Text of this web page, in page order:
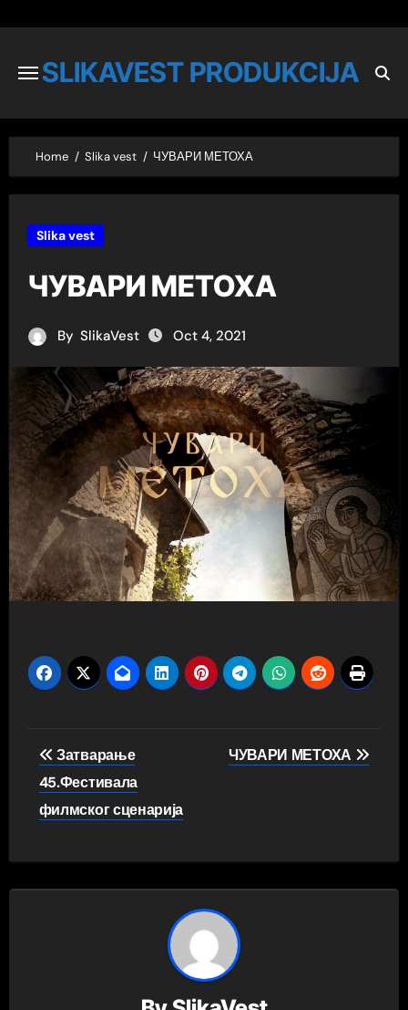
SLIKAVEST PRODUKCIJA
Home Slika vest ЧУВАРИ МЕТОХА
Slika vest
ЧУВАРИ МЕТОХА
By SlikaVest Oct 4, 2021
Затварање
45.Фестивала
филмског сценарија
ЧУВАРИ МЕТОХА